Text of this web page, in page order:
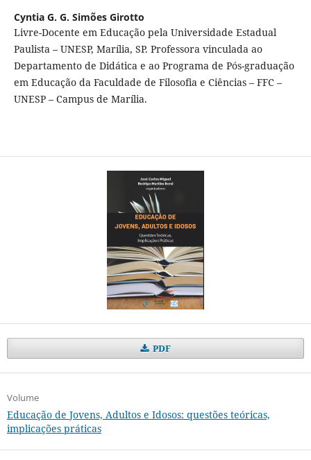
Cyntia G. G. Simões Girotto
Livre-Docente em Educação pela Universidade Estadual
Paulista – UNESP, Marília, SP. Professora vinculada ao
Departamento de Didática e ao Programa de Pós-graduação
em Educação da Faculdade de Filosofia e Ciências – FFC –
UNESP – Campus de Marília.
PDF
Volume
Educação de Jovens, Adultos e Idosos: questões teóricas,
implicações práticas